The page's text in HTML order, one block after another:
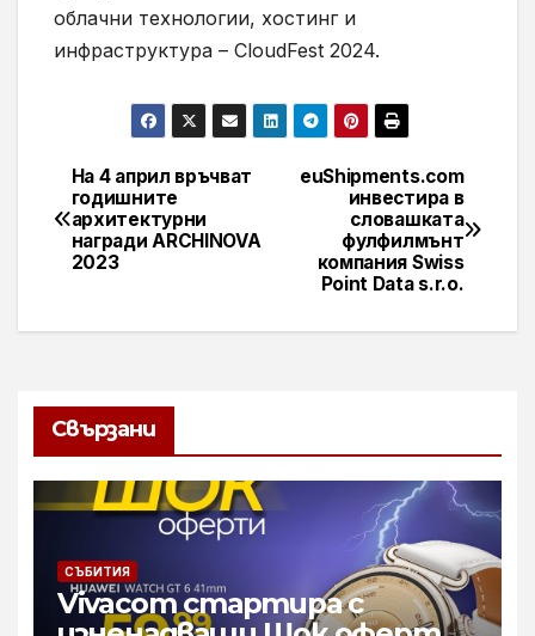
облачни технологии, хостинг и
инфраструктура – CloudFest 2024.
Навигация
euShipments.com
инвестира в
словашката
фулфилмънт
компания Swiss
Point Data s.r.o.
На 4 април връчват
годишните
архитектурни
награди ARCHINOVA
2023
Свързани
СЪБИТИЯ
Vivacom стартира с